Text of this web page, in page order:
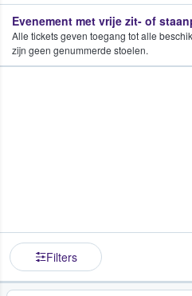
Evenement met vrije zit- of
Alle tickets geven toegang tot alle
zijn geen genummerde stoelen.
Filters